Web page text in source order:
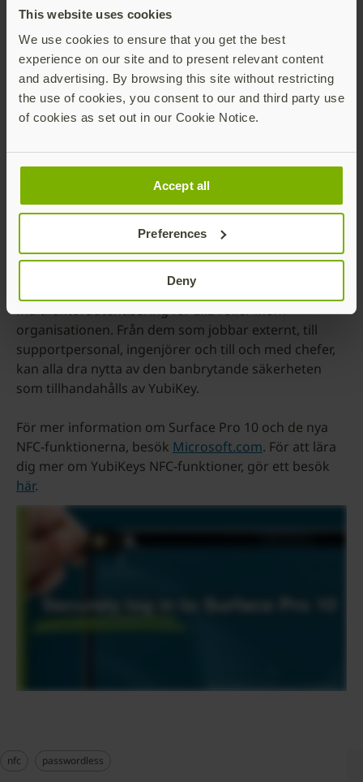
This website uses cookies
We use cookies to ensure that you get the best
experience on our site and to present relevant content
and advertising. By browsing this site without restricting
the use of cookies, you consent to our and third party use
of cookies as set out in our Cookie Notice.
Accept all
Preferences
Deny
Lägg till detta de nyligen tillkännagivna funktionerna
fungerar överallt inom den säkra och effektiva miljö
som företag idag behöver och kräver.
Bli fri från lösenord genom att kombinera
YubiKey med nya Surface Pro 10
Dra fördel av det långvariga samarbetet mellan
Microsoft och Yubico genom att distribuera YubiKeys
tillsammans med den nya Surface Pro 10 enheten för
ditt företag. Njut av förbättrade säkerhetsgarantier
och strömlinjeformade användarintroduktioner
samtidigt som du säkerställer efterlevnad med
nätfiskeresistent och modern
multifaktorautentisering för alla roller inom
organisationen. Från dem som jobbar externt, till
supportpersonal, ingenjörer och till och med chefer,
kan alla dra nytta av den banbrytande säkerheten
som tillhandahålls av YubiKey.
För mer information om Surface Pro 10 och de nya
NFC-funktionerna, besök Microsoft.com. För att lära
dig mer om YubiKeys NFC-funktioner, gör ett besök
här.
nfc passwordless